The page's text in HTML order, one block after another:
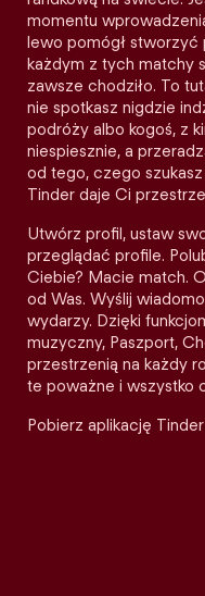
momentu
lewo pomógł stworzyć
każdym z tych matchy
zawsze chodziło. To
nie spotkasz nigdzie
podróży albo kogoś, z
niespiesznie, a
od tego, czego
Tinder daje Ci
Utwórz profil, ustaw
przeglądać profile.
Ciebie? Macie match.
od Was. Wyślij
wydarzy. Dzięki
muzyczny, Paszport,
przestrzenią na każdy
te poważne i wszystko
Pobierz aplikację